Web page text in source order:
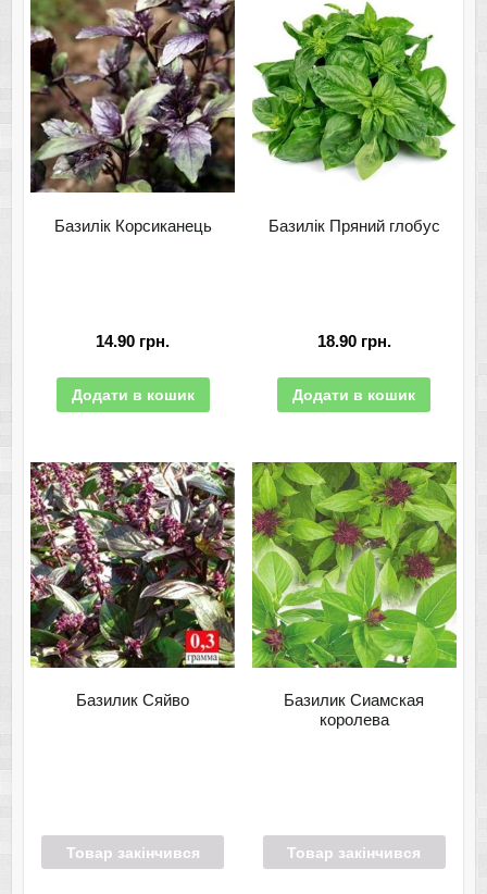
Базилік Корсиканець
14.90 грн.
Додати в кошик
Базилік Пряний глобус
18.90 грн.
Додати в кошик
Базилик Сяйво
Товар закінчився
Базилик Сиамская
королева
Товар закінчився